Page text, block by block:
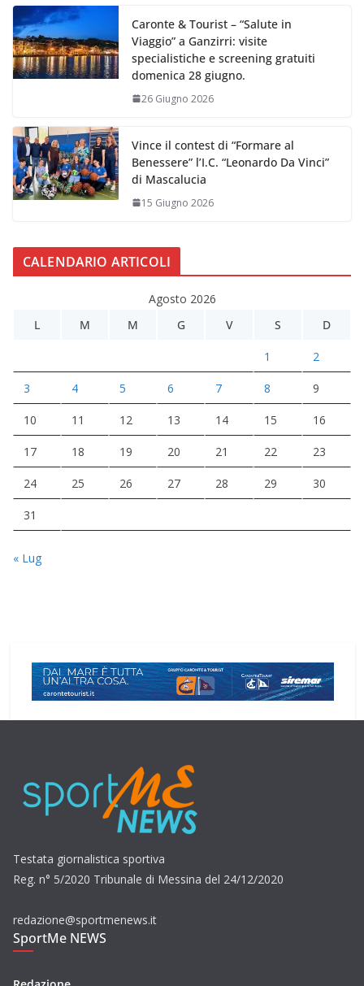
Caronte & Tourist – “Salute in
Viaggio” a Ganzirri: visite
specialistiche e screening gratuiti
domenica 28 giugno.
26 Giugno 2026
Vince il contest di “Formare al
Benessere” l’I.C. “Leonardo Da Vinci”
di Mascalucia
15 Giugno 2026
CALENDARIO ARTICOLI
Agosto 2026
L
M M G V S D
1 2
3 4 5 6 7 8 9
10 11 12 13 14 15 16
17 18 19 20 21 22 23
24 25 26 27 28 29 30
31
« Lug
Testata giornalistica sportiva
Reg. n° 5/2020 Tribunale di Messina del 24/12/2020
redazione@sportmenews.it
SportMe NEWS